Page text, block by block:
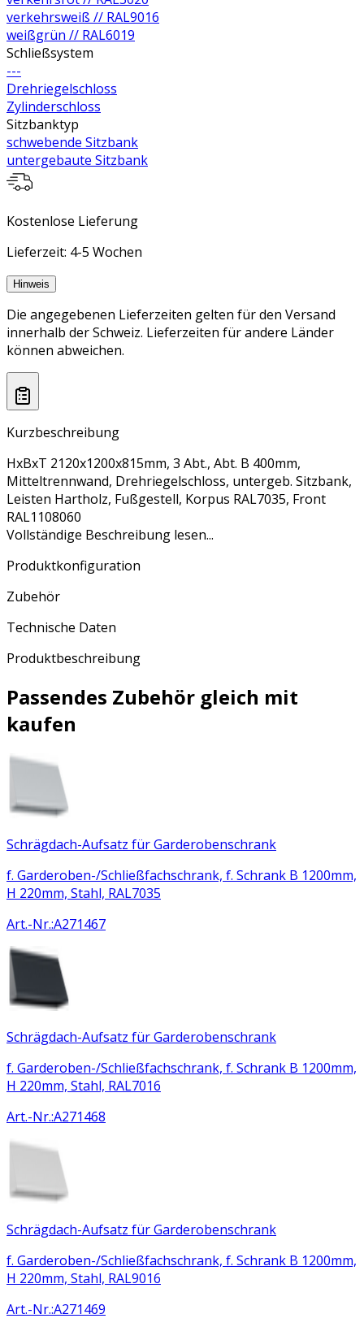
verkehrsweiß // RAL9016
weißgrün // RAL6019
Schließsystem
---
Drehriegelschloss
Zylinderschloss
Sitzbanktyp
schwebende Sitzbank
untergebaute Sitzbank
Kostenlose Lieferung
Lieferzeit: 4-5 Wochen
Hinweis
Die angegebenen Lieferzeiten gelten für den Versand
innerhalb der Schweiz. Lieferzeiten für andere Länder
können abweichen.
Kurzbeschreibung
HxBxT 2120x1200x815mm, 3 Abt., Abt. B 400mm,
Mitteltrennwand, Drehriegelschloss, untergeb. Sitzbank,
Leisten Hartholz, Fußgestell, Korpus RAL7035, Front
RAL1108060
Vollständige Beschreibung lesen...
Produktkonfiguration
Zubehör
Technische Daten
Produktbeschreibung
Passendes Zubehör gleich mit
kaufen
Schrägdach-Aufsatz für Garderobenschrank
f. Garderoben-/Schließfachschrank, f. Schrank B 1200mm,
H 220mm, Stahl, RAL7035
Art.-Nr.:A271467
Schrägdach-Aufsatz für Garderobenschrank
f. Garderoben-/Schließfachschrank, f. Schrank B 1200mm,
H 220mm, Stahl, RAL7016
Art.-Nr.:A271468
Schrägdach-Aufsatz für Garderobenschrank
f. Garderoben-/Schließfachschrank, f. Schrank B 1200mm,
H 220mm, Stahl, RAL9016
Art.-Nr.:A271469